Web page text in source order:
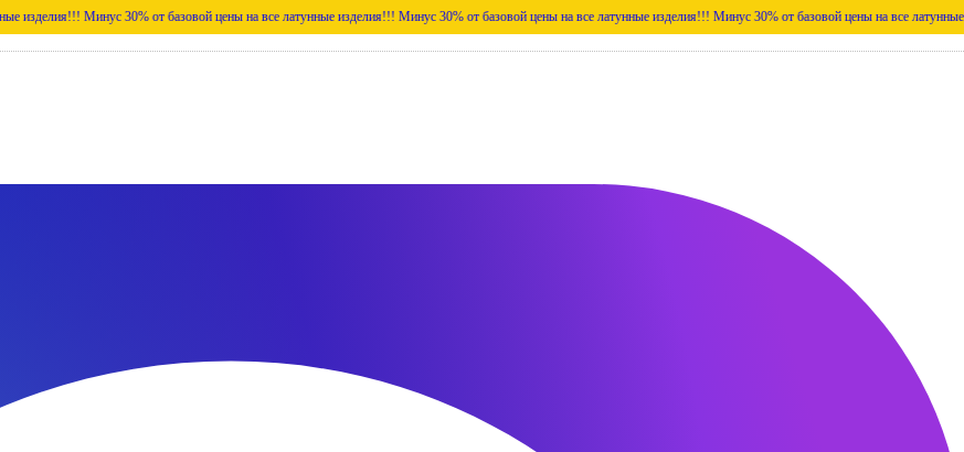
Минус 30% от базовой цены на все латунные изделия!!! Минус 30% от базовой цены на все латунные изделия!!! Минус 30% от базовой цены на все латунные изделия!!!